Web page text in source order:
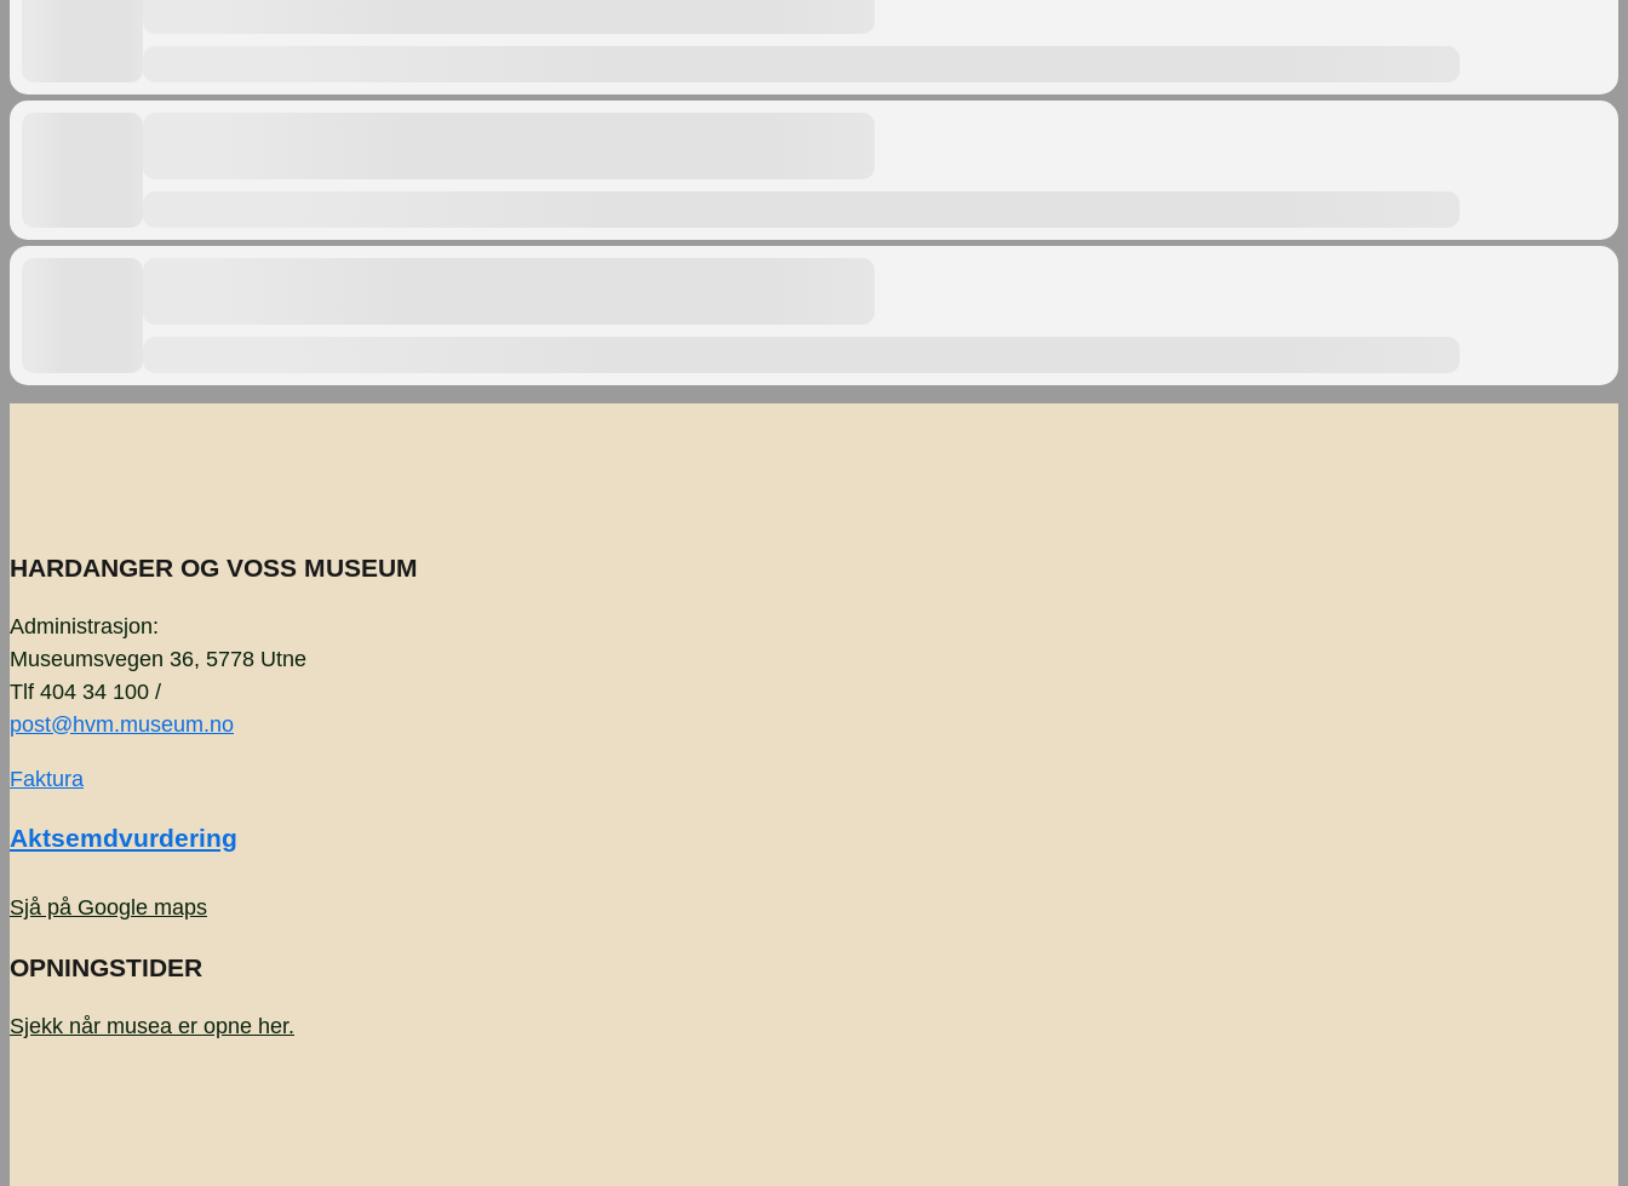
HARDANGER OG VOSS MUSEUM
Administrasjon:
Museumsvegen 36, 5778 Utne
Tlf 404 34 100 /
post@hvm.museum.no
Faktura
Aktsemdvurdering
Sjå på Google maps
OPNINGSTIDER
Sjekk når musea er opne her.